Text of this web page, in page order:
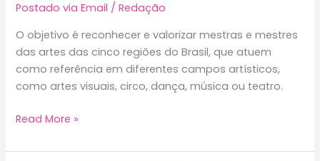
Postado via Email /Redação
O objetivo é reconhecer e valorizar mestras e mestres
das artes das cinco regiões do Brasil, que atuem
como referência em diferentes campos artísticos,
como artes visuais, circo, dança, música ou teatro.
Funarte
inscrições
Read More »